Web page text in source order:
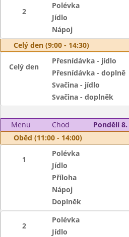
2
Polévka
Jídlo
Nápoj
Celý den (9:00 - 14:30)
Celý den
Přesnídávka - jídlo
Přesnídávka - doplně
Svačina - jídlo
Svačina - doplněk
Menu Chod
Pondělí 8.
Oběd (11:00 - 14:00)
1
Polévka
Jídlo
Příloha
Nápoj
Doplněk
2
Polévka
Jídlo